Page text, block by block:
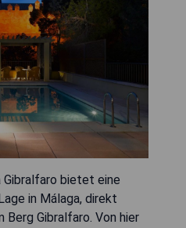
Gibralfaro bietet eine
in Málaga, direkt
Berg Gibralfaro. Von hier